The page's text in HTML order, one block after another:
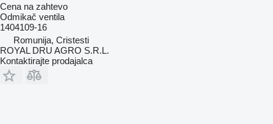
Cena na zahtevo
Odmikač ventila
1404109-16
Romunija, Cristesti
ROYAL DRU AGRO S.R.L.
Kontaktirajte prodajalca